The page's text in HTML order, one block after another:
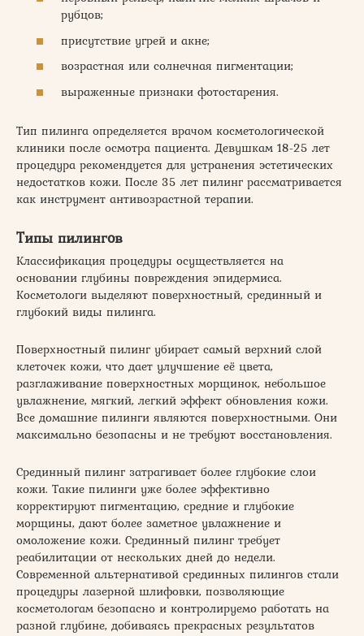
рубцов;
присутствие угрей и акне;
возрастная или солнечная пигментации;
выраженные признаки фотостарения.
Тип пилинга определяется врачом косметологической
клиники после осмотра пациента. Девушкам 18-25 лет
процедура рекомендуется для устранения эстетических
недостатков кожи. После 35 лет пилинг рассматривается
как инструмент антивозрастной терапии.
Типы пилингов
Классификация процедуры осуществляется на
основании глубины повреждения эпидермиса.
Косметологи выделяют поверхностный, срединный и
глубокий виды пилинга.
Поверхностный пилинг убирает самый верхний слой
клеточек кожи, что дает улучшение её цвета,
разглаживание поверхностных морщинок, небольшое
увлажнение, мягкий, легкий эффект обновления кожи.
Все домашние пилинги являются поверхностными. Они
максимально безопасны и не требуют восстановления.
Срединный пилинг затрагивает более глубокие слои
кожи. Такие пилинги уже более эффективно
корректируют пигментацию, средние и глубокие
морщины, дают более заметное увлажнение и
омоложение кожи. Срединный пилинг требует
реабилитации от нескольких дней до недели.
Современной альтернативой срединных пилингов стали
процедуры лазерной шлифовки, позволяющие
косметологам безопасно и контролируемо работать на
разной глубине, добиваясь прекрасных результатов